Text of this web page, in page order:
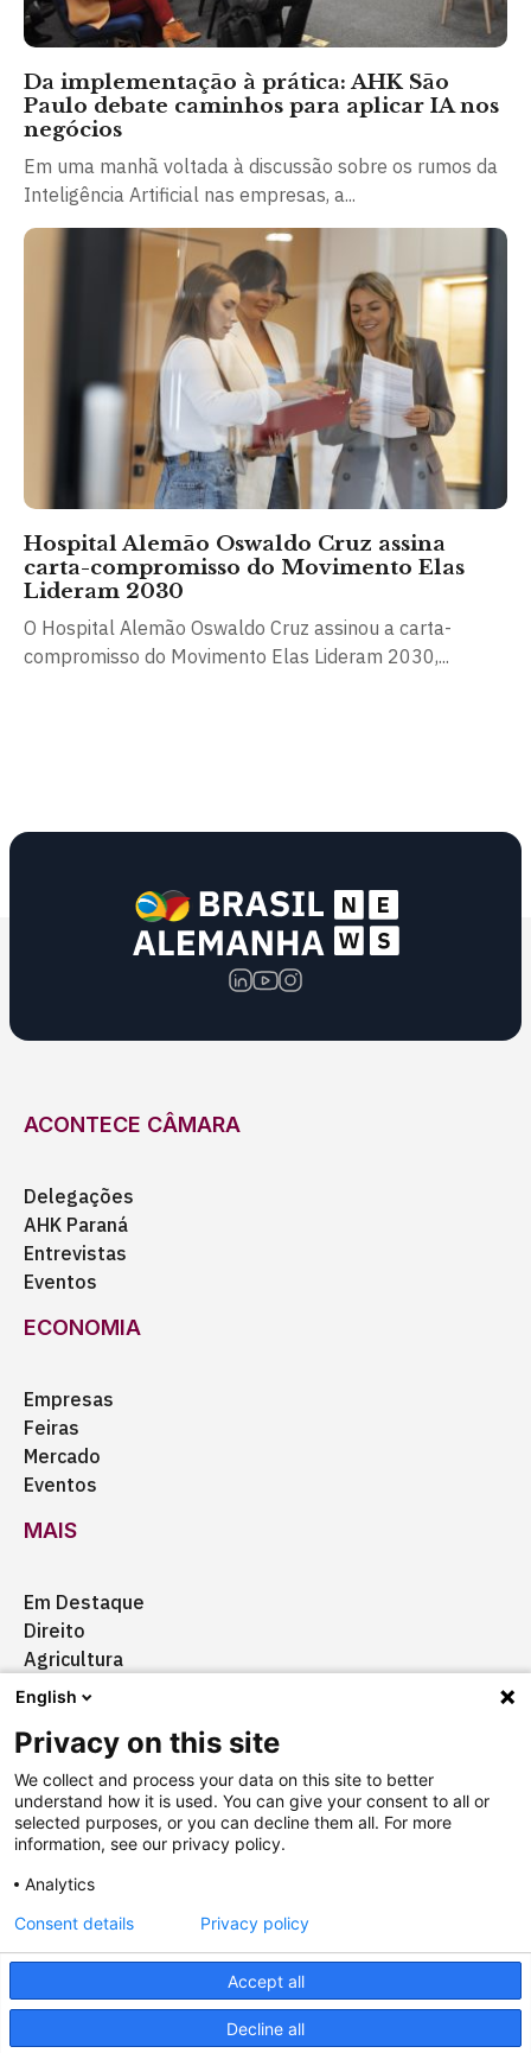
Da implementação à prática: AHK São
Paulo debate caminhos para aplicar IA nos
negócios
Em uma manhã voltada à discussão sobre os rumos da
Inteligência Artificial nas empresas, a...
Hospital Alemão Oswaldo Cruz assina
carta-compromisso do Movimento Elas
Lideram 2030
O Hospital Alemão Oswaldo Cruz assinou a carta-
compromisso do Movimento Elas Lideram 2030,...
ACONTECE CÂMARA
Delegações
AHK Paraná
Entrevistas
Eventos
ECONOMIA
Empresas
Feiras
Mercado
Eventos
MAIS
Em Destaque
Direito
Agricultura
Certificação
Aquisições
Copyright © 2025 Câmara Brasil-Alemanha
Termos
Designed byagência ili
Powered byfalcotec
English
Privacy on this site
We collect and process your data on this site to better
understand how it is used. You can give your consent to all or
selected purposes, or you can decline them all. For more
information, see our privacy policy.
Analytics
Accept all
Decline all
Consent details Privacy policy